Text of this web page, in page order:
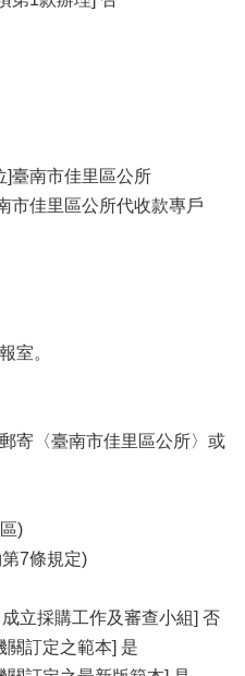
]臺南市佳里區公所
市佳里區公所代收款專戶
室。
寄〈臺南市佳里區公所〉或
)
7條規定)
立採購工作及審查小組] 否
關訂定之範本] 是